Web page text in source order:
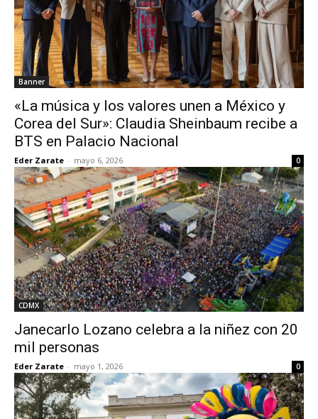
Banner
«La música y los valores unen a México y
Corea del Sur»: Claudia Sheinbaum recibe a
BTS en Palacio Nacional
Eder Zarate - mayo 6, 2026 0
CDMX
Janecarlo Lozano celebra a la niñez con 20
mil personas
Eder Zarate - mayo 1, 2026 0